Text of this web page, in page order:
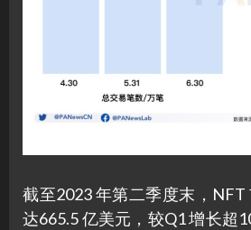
截至2023 年第二季度末，NFT
达665.5 亿美元，较Q1 增长超